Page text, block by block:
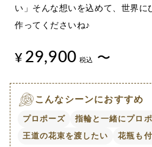
い」そんな想いを込めて、世界に
作ってくださいね♪
¥29,900 税込 〜
こんなシーンにおすすめ
プロポーズ
指輪と一緒にプロ
王道の花束を渡したい
花瓶も